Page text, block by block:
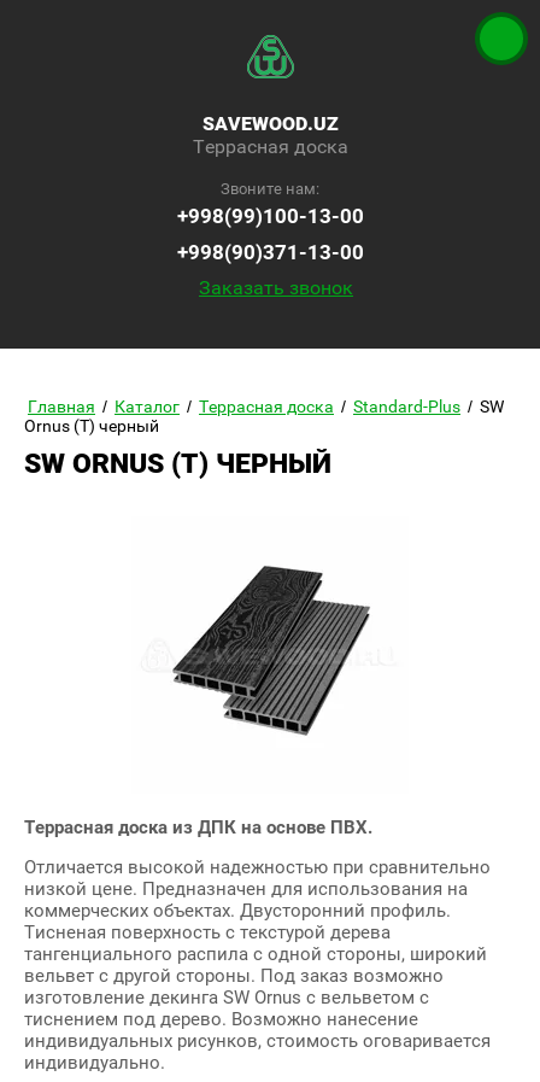
Террасная доска
SAVEWOOD.UZ
Звоните нам:
+998(99)100-13-00
+998(90)371-13-00
Заказать звонок
Главная / Каталог / Террасная доска / Standard-Plus / SW
Ornus (T) черный
SW ORNUS (T) ЧЕРНЫЙ
Террасная доска из ДПК на основе ПВХ.
Отличается высокой надежностью при сравнительно
низкой цене. Предназначен для использования на
коммерческих объектах. Двусторонний профиль.
Тисненая поверхность с текстурой дерева
тангенциального распила с одной стороны, широкий
вельвет с другой стороны. Под заказ возможно
изготовление декинга SW Ornus с вельветом с
тиснением под дерево. Возможно нанесение
индивидуальных рисунков, стоимость оговаривается
индивидуально.